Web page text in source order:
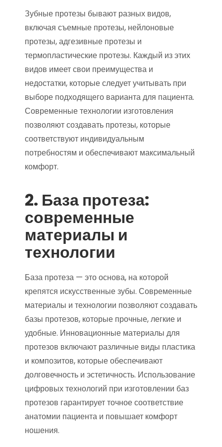
Зубные протезы бывают разных видов,
включая съемные протезы, нейлоновые
протезы, адгезивные протезы и
термопластические протезы. Каждый из этих
видов имеет свои преимущества и
недостатки, которые следует учитывать при
выборе подходящего варианта для пациента.
Современные технологии изготовления
позволяют создавать протезы, которые
соответствуют индивидуальным
потребностям и обеспечивают максимальный
комфорт.
2. База протеза:
современные
материалы и
технологии
База протеза — это основа, на которой
крепятся искусственные зубы. Современные
материалы и технологии позволяют создавать
базы протезов, которые прочные, легкие и
удобные. Инновационные материалы для
протезов включают различные виды пластика
и композитов, которые обеспечивают
долговечность и эстетичность. Использование
цифровых технологий при изготовлении баз
протезов гарантирует точное соответствие
анатомии пациента и повышает комфорт
ношения.